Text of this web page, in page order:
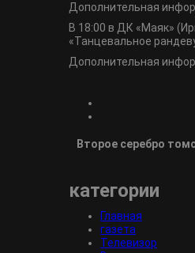
Дополнительная
В 18:00 в ДК «Маяк»
«Танцевальное
Дополнительная
Второе серебро
категории
Главная
газета
Телевизор